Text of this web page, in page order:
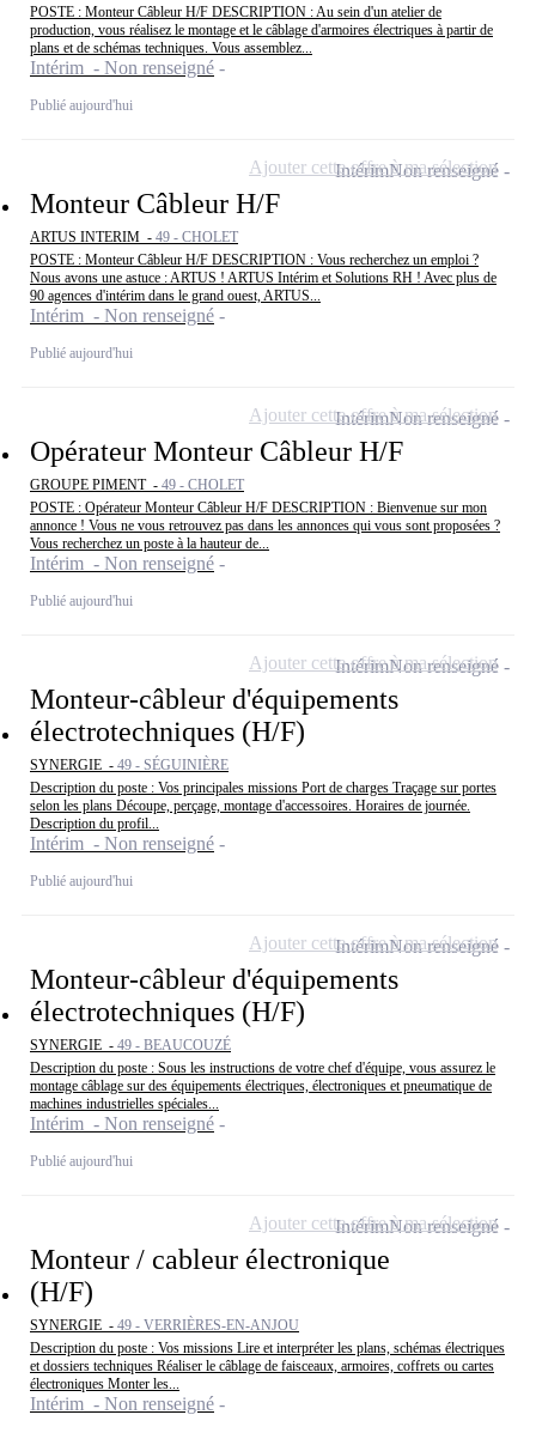
POSTE : Monteur Câbleur H/F DESCRIPTION : Au sein d'un atelier de
production, vous réalisez le montage et le câblage d'armoires électriques à partir de
plans et de schémas techniques. Vous assemblez...
Intérim - Non renseigné
Publié aujourd'hui
Monteur Câbleur H/F
ARTUS INTERIM - 49 - CHOLET
POSTE : Monteur Câbleur H/F DESCRIPTION : Vous recherchez un emploi ?
Nous avons une astuce : ARTUS ! ARTUS Intérim et Solutions RH ! Avec plus de
90 agences d'intérim dans le grand ouest, ARTUS...
Intérim - Non renseigné
Publié aujourd'hui
IntérimNon renseigné
Ajouter cette offre à ma sélection
Opérateur Monteur Câbleur H/F
GROUPE PIMENT - 49 - CHOLET
POSTE : Opérateur Monteur Câbleur H/F DESCRIPTION : Bienvenue sur mon
annonce ! Vous ne vous retrouvez pas dans les annonces qui vous sont proposées ?
Vous recherchez un poste à la hauteur de...
Intérim - Non renseigné
Publié aujourd'hui
IntérimNon renseigné
Ajouter cette offre à ma sélection
Monteur-câbleur d'équipements
électrotechniques (H/F)
SYNERGIE - 49 - SÉGUINIÈRE
Description du poste : Vos principales missions Port de charges Traçage sur portes
selon les plans Découpe, perçage, montage d'accessoires. Horaires de journée.
Description du profil...
Intérim - Non renseigné
Publié aujourd'hui
IntérimNon renseigné
Ajouter cette offre à ma sélection
Monteur-câbleur d'équipements
électrotechniques (H/F)
SYNERGIE - 49 - BEAUCOUZÉ
Description du poste : Sous les instructions de votre chef d'équipe, vous assurez le
montage câblage sur des équipements électriques, électroniques et pneumatique de
machines industrielles spéciales...
Intérim - Non renseigné
Publié aujourd'hui
IntérimNon renseigné
Ajouter cette offre à ma sélection
Monteur / cableur électronique
(H/F)
SYNERGIE - 49 - VERRIÈRES-EN-ANJOU
Description du poste : Vos missions Lire et interpréter les plans, schémas électriques
et dossiers techniques Réaliser le câblage de faisceaux, armoires, coffrets ou cartes
électroniques Monter les...
Intérim - Non renseigné
IntérimNon renseigné
Ajouter cette offre à ma sélection